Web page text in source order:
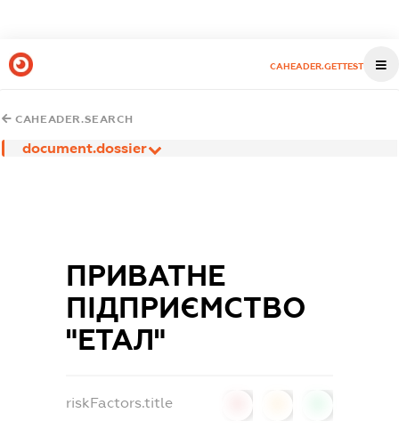
CAHEADER.GETTEST
CAHEADER.SEARCH
document.dossier
ПРИВАТНЕ
ПІДПРИЄМСТВО
"ЕТАЛ"
riskFactors.title